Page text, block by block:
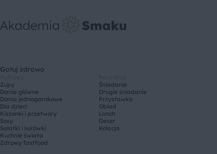
Gotuj zdrowo
Zupy
Dania główne
Dania jednogarnkowe
Dla dzieci
Kiszonki i przetwory
Sosy
Sałatki i surówki
Kuchnie świata
Zdrowy fastfood
Śniadanie
Drugie śniadanie
Przystawka
Obiad
Lunch
Deser
Kolacja